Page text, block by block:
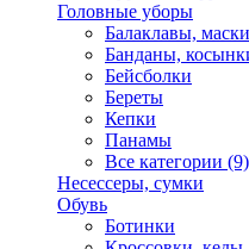
Головные уборы
Балаклавы, маски
Банданы,
Бейсболки
Береты
Кепки
Панамы
Все категории (9)
Несессеры, сумки
Обувь
Ботинки